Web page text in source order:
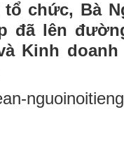
chức, Bà
đã lên
Kinh doanh